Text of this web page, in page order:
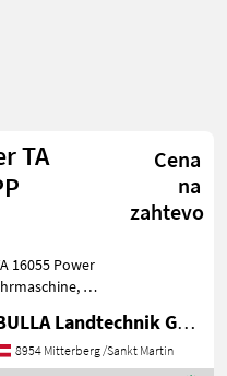
TA
Cena
na
zahtevo
16055 Power
Bj.
+
60 R 22.5 BKT
BULLA Landtechnik GmbH
8954 Mitterberg /Sankt Martin